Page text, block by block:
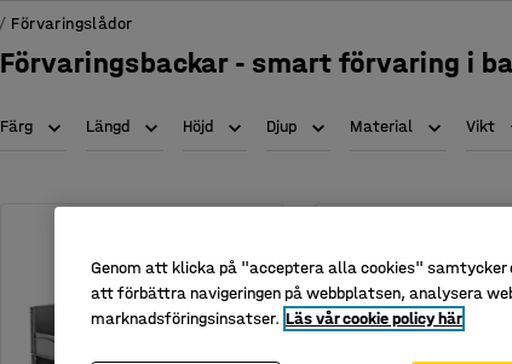
Förvaringslådor
Förvaringsbackar - smart förvaring i
Färg Längd Höjd Djup Material Vikt
Genom att klicka på "acceptera alla cookies" samtycker
att förbättra navigeringen på webbplatsen, analysera
marknadsföringsinsatser. Läs vår cookie policy här